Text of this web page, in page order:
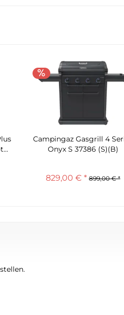
Campingaz Gasgrill 4
Onyx S 37386 (S)(B)
829,00 € * 899,00 € *